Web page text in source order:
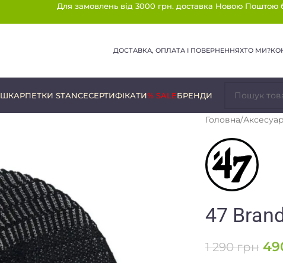
Для замовлень від 3000 грн. доставка Новою Поштою
ДОСТАВКА, ОПЛАТА І ПОВЕРНЕННЯХТО МИ?
ШКАРПЕТКИ STANCEСЕРТИФІКАТИ% SALEБРЕНДИ
Головна/
47
1 290грн